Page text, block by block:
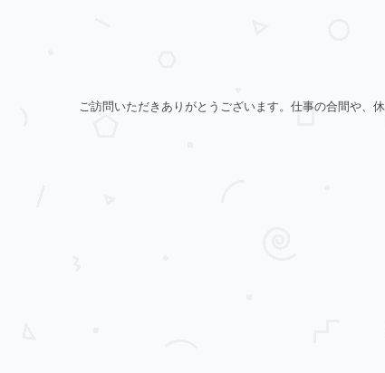
ご訪問いただきありがとうございます。仕事の合間や、